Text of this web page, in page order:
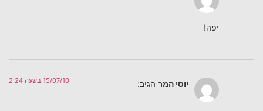
יפה!
יוסי המר הגיב: 15/07/10 בשעה 2:24